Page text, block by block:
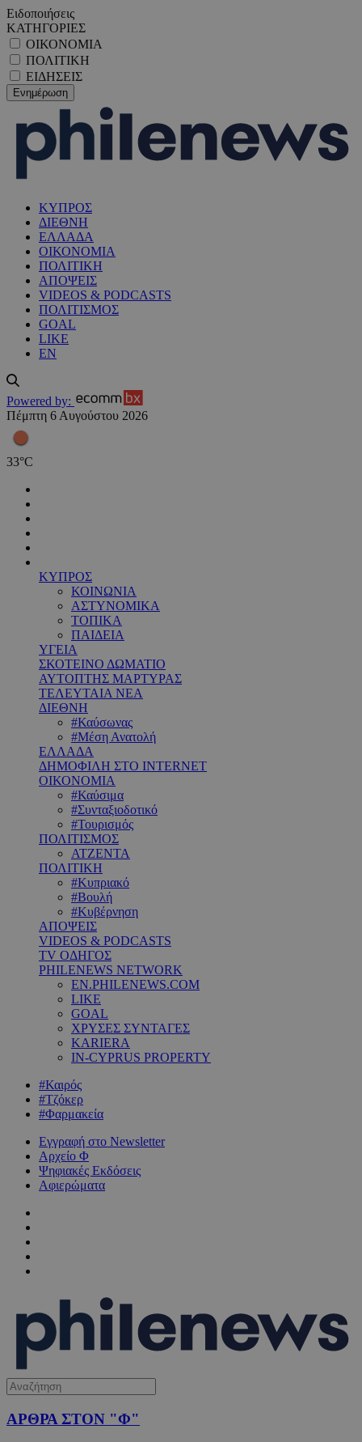
Ειδοποιήσεις
ΚΑΤΗΓΟΡΙΕΣ
ΟΙΚΟΝΟΜΙΑ
ΠΟΛΙΤΙΚΗ
ΕΙΔΗΣΕΙΣ
ΚΥΠΡΟΣ
ΔΙΕΘΝΗ
ΕΛΛΑΔΑ
ΟΙΚΟΝΟΜΙΑ
ΠΟΛΙΤΙΚΗ
ΑΠΟΨΕΙΣ
VIDEOS & PODCASTS
ΠΟΛΙΤΙΣΜΟΣ
GOAL
LIKE
EN
Powered by:
Πέμπτη 6 Αυγούστου 2026
33°C
ΚΥΠΡΟΣ
ΚΟΙΝΩΝΙΑ
ΑΣΤΥΝΟΜΙΚΑ
ΤΟΠΙΚΑ
ΠΑΙΔΕΙΑ
ΥΓΕΙΑ
ΣΚΟΤΕΙΝΟ ΔΩΜΑΤΙΟ
ΑΥΤΟΠΤΗΣ ΜΑΡΤΥΡΑΣ
ΤΕΛΕΥΤΑΙΑ ΝΕΑ
ΔΙΕΘΝΗ
#Καύσωνας
#Μέση Ανατολή
ΕΛΛΑΔΑ
ΔΗΜΟΦΙΛΗ ΣΤΟ INTERNET
ΟΙΚΟΝΟΜΙΑ
#Καύσιμα
#Συνταξιοδοτικό
#Τουρισμός
ΠΟΛΙΤΙΣΜΟΣ
ΑΤΖΕΝΤΑ
ΠΟΛΙΤΙΚΗ
#Κυπριακό
#Βουλή
#Κυβέρνηση
ΑΠΟΨΕΙΣ
VIDEOS & PODCASTS
TV ΟΔΗΓΟΣ
PHILENEWS NETWORK
EN.PHILENEWS.COM
LIKE
GOAL
ΧΡΥΣΕΣ ΣΥΝΤΑΓΕΣ
KARIERA
IN-CYPRUS PROPERTY
#Καιρός
#Τζόκερ
#Φαρμακεία
Εγγραφή στο Newsletter
Αρχείο Φ
Ψηφιακές Εκδόσεις
Αφιερώματα
ΑΡΘΡΑ ΣΤΟΝ "Φ"